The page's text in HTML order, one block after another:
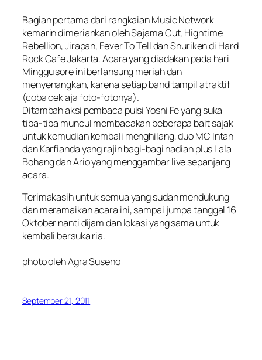
Bagian pertama dari rangkaian Music Network
kemarin dimeriahkan oleh Sajama Cut, Hightime
Rebellion, Jirapah, Fever To Tell dan Shuriken di Hard
Rock Cafe Jakarta. Acara yang diadakan pada hari
Minggu sore ini berlansung meriah dan
menyenangkan, karena setiap band tampil atraktif
(coba cek aja foto-fotonya).
Ditambah aksi pembaca puisi Yoshi Fe yang suka
tiba-tiba muncul membacakan beberapa bait sajak
untuk kemudian kembali menghilang, duo MC Intan
dan Karfianda yang rajin bagi-bagi hadiah plus Lala
Bohang dan Ario yang menggambar live sepanjang
acara.
Terimakasih untuk semua yang sudah mendukung
dan meramaikan acara ini, sampai jumpa tanggal 16
Oktober nanti dijam dan lokasi yang sama untuk
kembali bersuka ria.
photo oleh Agra Suseno
September 21, 2011